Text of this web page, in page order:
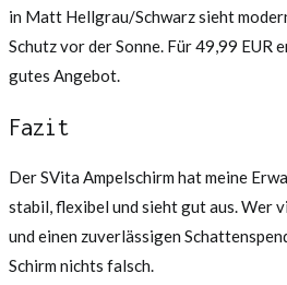
in Matt Hellgrau/Schwarz sieht
Schutz vor der Sonne. Für 49,99 EUR
gutes Angebot.
Fazit
Der SVita Ampelschirm hat meine
stabil, flexibel und sieht gut aus. Wer
und einen zuverlässigen
Schirm nichts falsch.